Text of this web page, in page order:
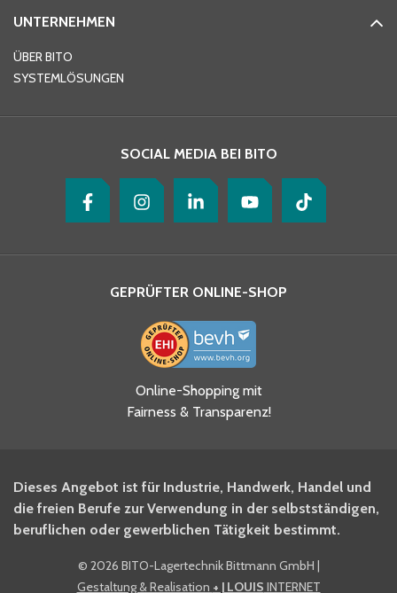
Ja, ich habe die
Datenschutzhinweise gelesen
und akzeptiere diese.
BITO Newsletter Fachwissen
Intralogistiker anmelden.
Ja, ich möchte mich für den
UNTERNEHMEN
ÜBER BITO
SYSTEMLÖSUNGEN
SOCIAL MEDIA BEI BITO
GEPRÜFTER ONLINE-SHOP
Online-Shopping mit
Fairness & Transparenz!
Dieses Angebot ist für Industrie, Handwerk, Handel und
die freien Berufe zur Verwendung in der selbstständigen,
beruflichen oder gewerblichen Tätigkeit bestimmt.
© 2026 BITO-Lagertechnik Bittmann GmbH |
Gestaltung & Realisation + | LOUIS INTERNET